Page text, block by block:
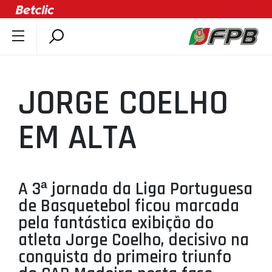
ÚLTIMAS
COMPETIÇÕES
ASSOCIAÇÕES
AGENTES
AGENDA
SELEÇÕES
MINIBASQUETE
JORGE COELHO
EM ALTA
A 3ª jornada da Liga Portuguesa
de Basquetebol ficou marcada
pela fantástica exibição do
atleta Jorge Coelho, decisivo na
conquista do primeiro triunfo